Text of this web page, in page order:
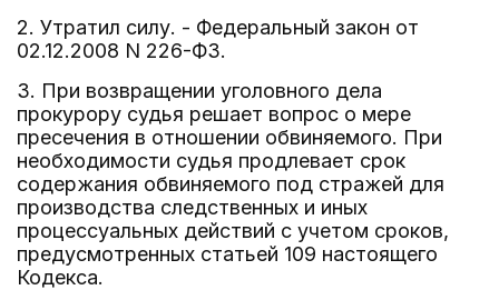
2. Утратил силу. - Федеральный закон от
02.12.2008 N 226-ФЗ.
3. При возвращении уголовного дела
прокурору судья решает вопрос о мере
пресечения в отношении обвиняемого. При
необходимости судья продлевает срок
содержания обвиняемого под стражей для
производства следственных и иных
процессуальных действий с учетом сроков,
предусмотренных статьей 109 настоящего
Кодекса.